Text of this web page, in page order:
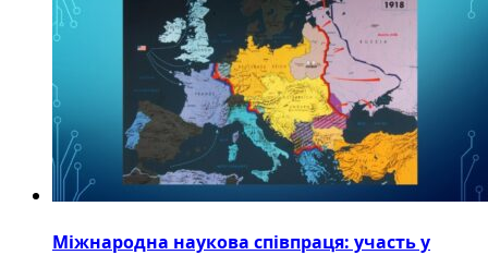
Міжнародна наукова співпраця: участь у